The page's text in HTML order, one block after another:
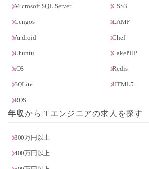
Microsoft SQL Server CSS3
Congos LAMP
Android Chef
Ubuntu CakePHP
iOS Redis
SQLite HTML5
ROS
年収 からITエンジニアの求人を探す
300万円以上
400万円以上